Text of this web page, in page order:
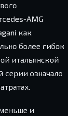
AMG
как
более гибок
итальянской
серии означало
и